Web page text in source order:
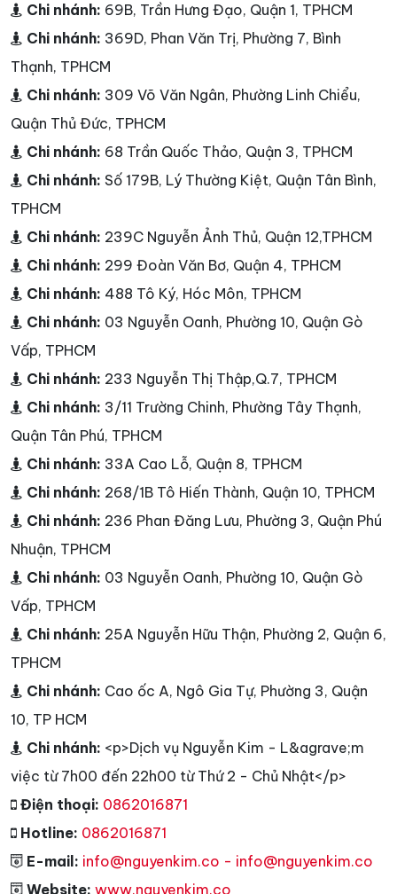
Chi nhánh: 69B, Trần Hưng Đạo, Quận 1, TPHCM
Chi nhánh: 369D, Phan Văn Trị, Phường 7, Bình
Thạnh, TPHCM
Chi nhánh: 309 Võ Văn Ngân, Phường Linh Chiểu,
Quận Thủ Đức, TPHCM
Chi nhánh: 68 Trần Quốc Thảo, Quận 3, TPHCM
Chi nhánh: Số 179B, Lý Thường Kiệt, Quận Tân Bình,
TPHCM
Chi nhánh: 239C Nguyễn Ảnh Thủ, Quận 12,TPHCM
Chi nhánh: 299 Đoàn Văn Bơ, Quận 4, TPHCM
Chi nhánh: 488 Tô Ký, Hóc Môn, TPHCM
Chi nhánh: 03 Nguyễn Oanh, Phường 10, Quận Gò
Vấp, TPHCM
Chi nhánh: 233 Nguyễn Thị Thập,Q.7, TPHCM
Chi nhánh: 3/11 Trường Chinh, Phường Tây Thạnh,
Quận Tân Phú, TPHCM
Chi nhánh: 33A Cao Lỗ, Quận 8, TPHCM
Chi nhánh: 268/1B Tô Hiến Thành, Quận 10, TPHCM
Chi nhánh: 236 Phan Đăng Lưu, Phường 3, Quận Phú
Nhuận, TPHCM
Chi nhánh: 03 Nguyễn Oanh, Phường 10, Quận Gò
Vấp, TPHCM
Chi nhánh: 25A Nguyễn Hữu Thận, Phường 2, Quận 6,
TPHCM
Chi nhánh: Cao ốc A, Ngô Gia Tự, Phường 3, Quận
10, TP HCM
Chi nhánh: <p>Dịch vụ Nguyễn Kim - L&agrave;m
việc từ 7h00 đến 22h00 từ Thứ 2 - Chủ Nhật</p>
Điện thoại: 0862016871
Hotline: 0862016871
E-mail: info@nguyenkim.co - info@nguyenkim.co
Website: www.nguyenkim.co